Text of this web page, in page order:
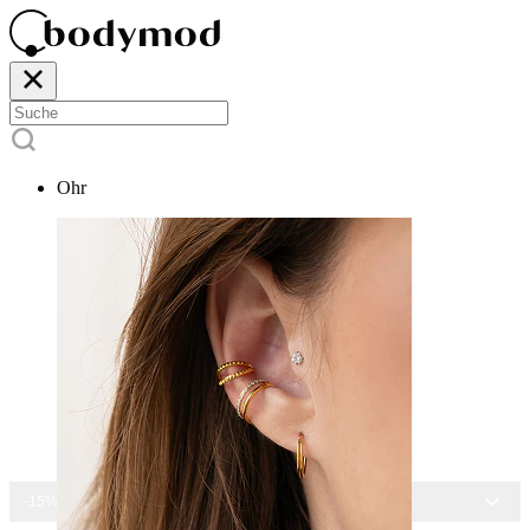
Ohr
-15% AUF ALLEN SCHMUCK